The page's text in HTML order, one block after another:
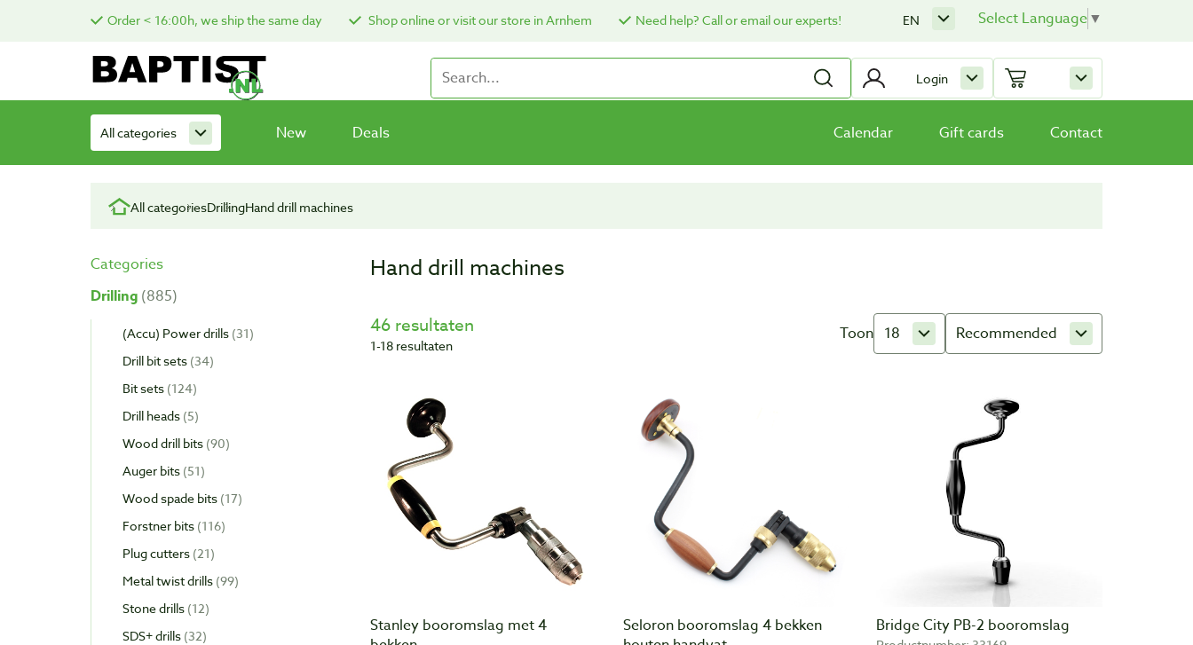
Order < 16:00h, we ship the same day Shop online or visit our store in Arnhem Need help? Call or email our experts! Select Language▼
EN
Login
All categories New Deals Calendar Gift cards Contact
All categoriesDrillingHand drill machines
Categories
Drilling 885
(Accu) Power drills 31
Drill bit sets 34
Bit sets 124
Drill heads 5
Wood drill bits 90
Auger bits 51
Wood spade bits 17
Forstner bits 116
Plug cutters 21
Metal twist drills 99
Stone drills 12
SDS+ drills 32
Hand drill machines
46 resultaten
1-18 resultaten
Toon 18 Recommended
Stanley booromslag met 4
Seloron booromslag 4 bekken
Bridge City PB-2 booromslag